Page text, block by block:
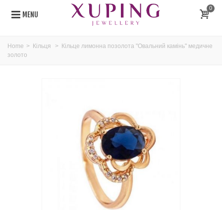
MENU
0
Home > Кільця > Кільце лимонна позолота "Овальний камінь" медичне
золото